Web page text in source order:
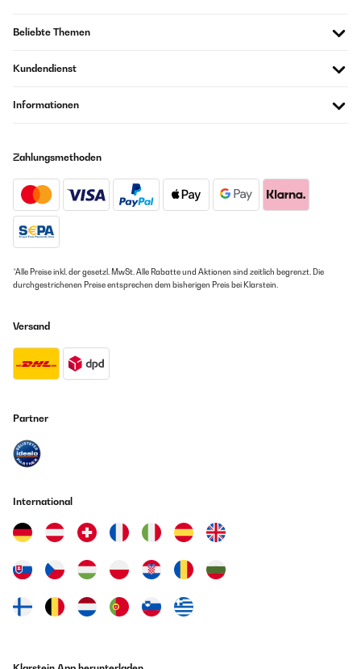
Beliebte Themen
Kundendienst
Informationen
Zahlungsmethoden
*Alle Preise inkl. der gesetzl. MwSt. Alle Rabatte und Aktionen sind zeitlich begrenzt. Die
durchgestrichenen Preise entsprechen dem bisherigen Preis bei Klarstein.
Versand
Partner
International